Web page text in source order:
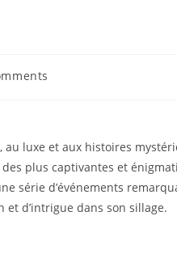
luxe et aux histoires
des plus captivantes et
série d’événements
d’intrigue dans son sillage.